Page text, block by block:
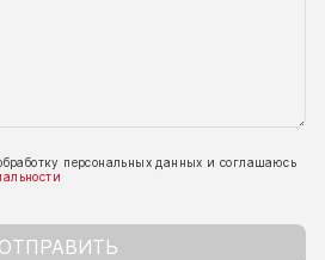
персональных данных и соглашаюсь
ОТПРАВИТЬ